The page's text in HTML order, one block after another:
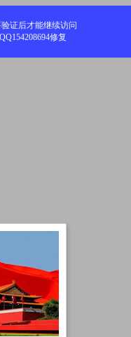
验证后才能继续访问
修复